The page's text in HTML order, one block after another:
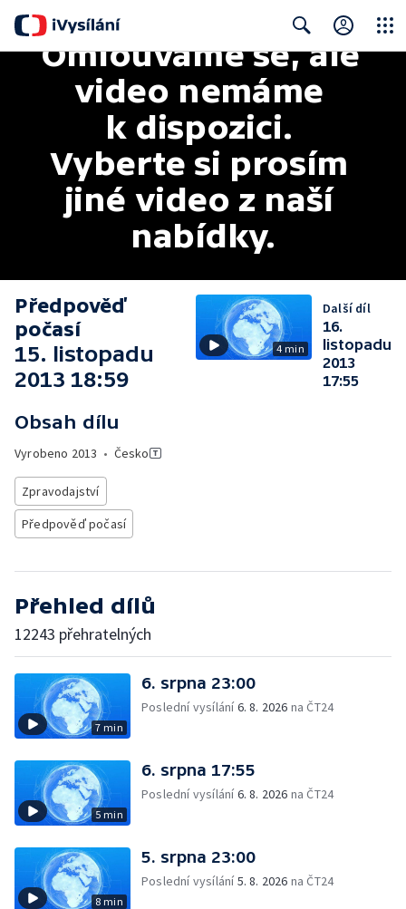
Search
Omlouváme se, ale
video nemáme
k dispozici.
Vyberte si prosím
jiné video z naší
nabídky.
Předpověď
počasí
15. listopadu
2013 18:59
Obsah dílu
Vyrobeno 2013 • Česko
Zpravodajství
Předpověď počasí
4 min
Další díl
16.
listopadu
2013
17:55
Přehled dílů
12243 přehratelných
7 min
6. srpna 23:00
Poslední vysílání6. 8. 2026 na ČT24
5 min
6. srpna 17:55
Poslední vysílání6. 8. 2026 na ČT24
8 min
5. srpna 23:00
Poslední vysílání5. 8. 2026 na ČT24